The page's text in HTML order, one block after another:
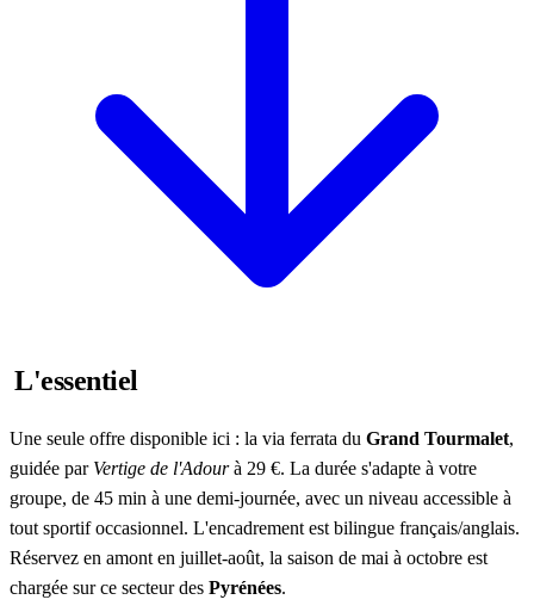
L'essentiel
Une seule offre disponible ici : la via ferrata du Grand Tourmalet,
guidée par Vertige de l'Adourà 29 €. La durée s'adapte à votre
groupe, de 45 min à une demi-journée, avec un niveau accessible à
tout sportif occasionnel. L'encadrement est bilingue français/anglais.
Réservez en amont en juillet-août, la saison de mai à octobre est
chargée sur ce secteur des Pyrénées.